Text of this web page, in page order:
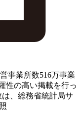
事業所数516万事業
性の高い掲載を行っ
、総務省統計局サ